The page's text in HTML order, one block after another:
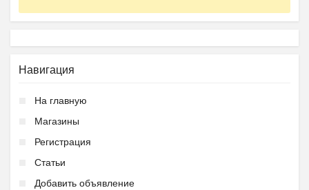
Навигация
На главную
Магазины
Регистрация
Статьи
Добавить объявление